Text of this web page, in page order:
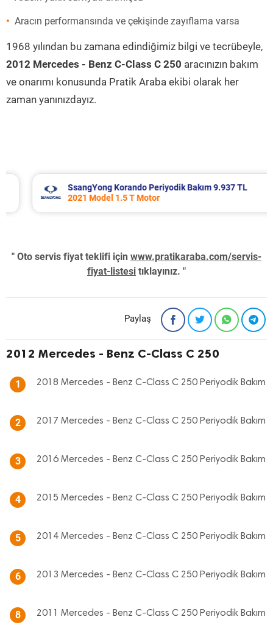
Aracın performansında ve çekişinde zayıflama varsa
1968 yılından bu zamana edindiğimiz bilgi ve tecrübeyle,
2012 Mercedes - Benz C-Class C 250 aracınızın bakım
ve onarımı konusunda Pratik Araba ekibi olarak her
zaman yanınızdayız.
SsangYong Korando Periyodik Bakım 9.937 TL
2021 Model 1.5 T Motor
" Oto servis fiyat teklifi için www.pratikaraba.com/servis-
fiyat-listesi tıklayınız. "
Paylaş
2012 Mercedes - Benz C-Class C 250
1 2018 Mercedes - Benz C-Class C 250 Periyodik Bakım
2 2017 Mercedes - Benz C-Class C 250 Periyodik Bakım
3 2016 Mercedes - Benz C-Class C 250 Periyodik Bakım
4 2015 Mercedes - Benz C-Class C 250 Periyodik Bakım
5 2014 Mercedes - Benz C-Class C 250 Periyodik Bakım
6 2013 Mercedes - Benz C-Class C 250 Periyodik Bakım
8 2011 Mercedes - Benz C-Class C 250 Periyodik Bakım